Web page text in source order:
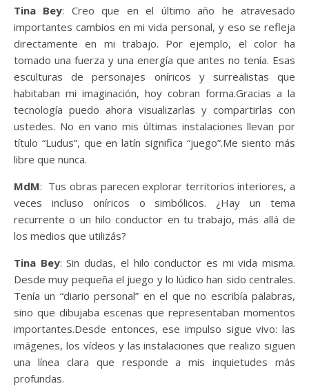
Tina Bey: Creo que en el último año he atravesado
importantes cambios en mi vida personal, y eso se refleja
directamente en mi trabajo. Por ejemplo, el color ha
tomado una fuerza y una energía que antes no tenía. Esas
esculturas de personajes oníricos y surrealistas que
habitaban mi imaginación, hoy cobran forma.Gracias a la
tecnología puedo ahora visualizarlas y compartirlas con
ustedes. No en vano mis últimas instalaciones llevan por
título “Ludus”, que en latín significa “juego”.Me siento más
libre que nunca.
MdM: Tus obras parecen explorar territorios interiores, a
veces incluso oníricos o simbólicos. ¿Hay un tema
recurrente o un hilo conductor en tu trabajo, más allá de
los medios que utilizás?
Tina Bey: Sin dudas, el hilo conductor es mi vida misma.
Desde muy pequeña el juego y lo lúdico han sido centrales.
Tenía un “diario personal” en el que no escribía palabras,
sino que dibujaba escenas que representaban momentos
importantes.Desde entonces, ese impulso sigue vivo: las
imágenes, los vídeos y las instalaciones que realizo siguen
una línea clara que responde a mis inquietudes más
profundas.